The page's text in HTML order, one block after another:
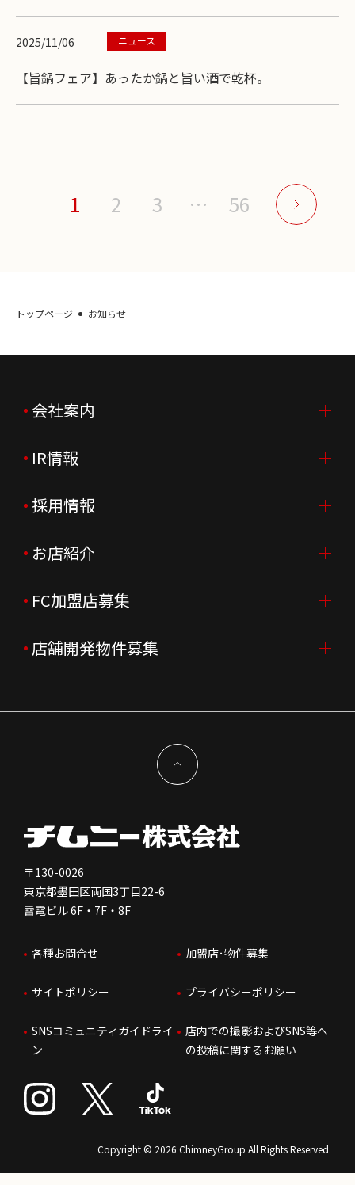
2025/11/06 ニュース
【旨鍋フェア】あったか鍋と旨い酒で乾杯。
1 2 3 … 56
トップページ お知らせ
会社案内
会社案内TOP
ご挨拶
会社概要
会社沿革
企業理念
新型コロナウイルス対応
IR情報
IR情報TOP
ニュースリリース
月次売上
決算資料
コーポレートガバナンス
免責事項
株価情報
IRお問合せ
採用情報
採用情報TOP
新卒採用
中途採用
会社を知る
人を知る
はたらく環境
人財育成
サステナビリティ
お店紹介
店舗を探す・予約する
よくあるご質問
FC加盟店募集
FC加盟店募集TOP
独立支援について
FC加盟店お問合せ
店舗開発物件募集
〒130-0026
東京都墨田区両国3丁目22-6
雷電ビル 6F・7F・8F
各種お問合せ 加盟店･物件募集
サイトポリシー プライバシーポリシー
SNSコミュニティガイドライ
ン
店内での撮影およびSNS等へ
の投稿に関するお願い
Copyright © 2026 ChimneyGroup All Rights Reserved.